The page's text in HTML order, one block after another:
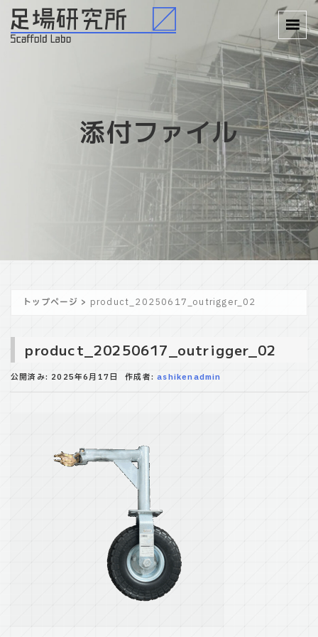
添付ファイル
トップページ > product_20250617_outrigger_02
product_20250617_outrigger_02
公開済み: 2025年6月17日 作成者:ashikenadmin